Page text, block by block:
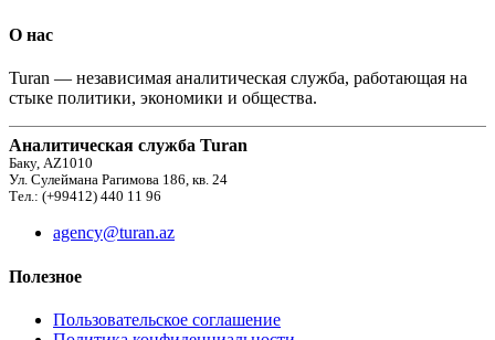
О нас
Turan — независимая аналитическая служба, работающая на
стыке политики, экономики и общества.
Аналитическая служба Turan
Баку, AZ1010
Ул. Сулеймана Рагимова 186, кв. 24
Тел.: (+99412) 440 11 96
agency@turan.az
Полезное
Пользовательское соглашение